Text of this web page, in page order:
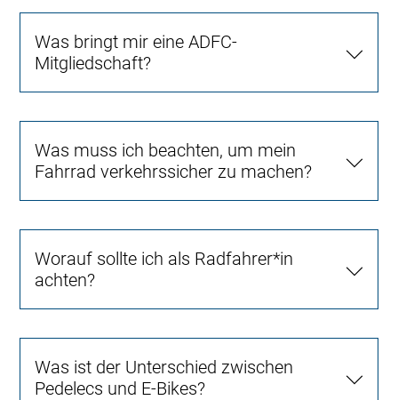
Was bringt mir eine ADFC-
Mitgliedschaft?
Was muss ich beachten, um mein
Fahrrad verkehrssicher zu machen?
Worauf sollte ich als Radfahrer*in
achten?
Was ist der Unterschied zwischen
Pedelecs und E-Bikes?